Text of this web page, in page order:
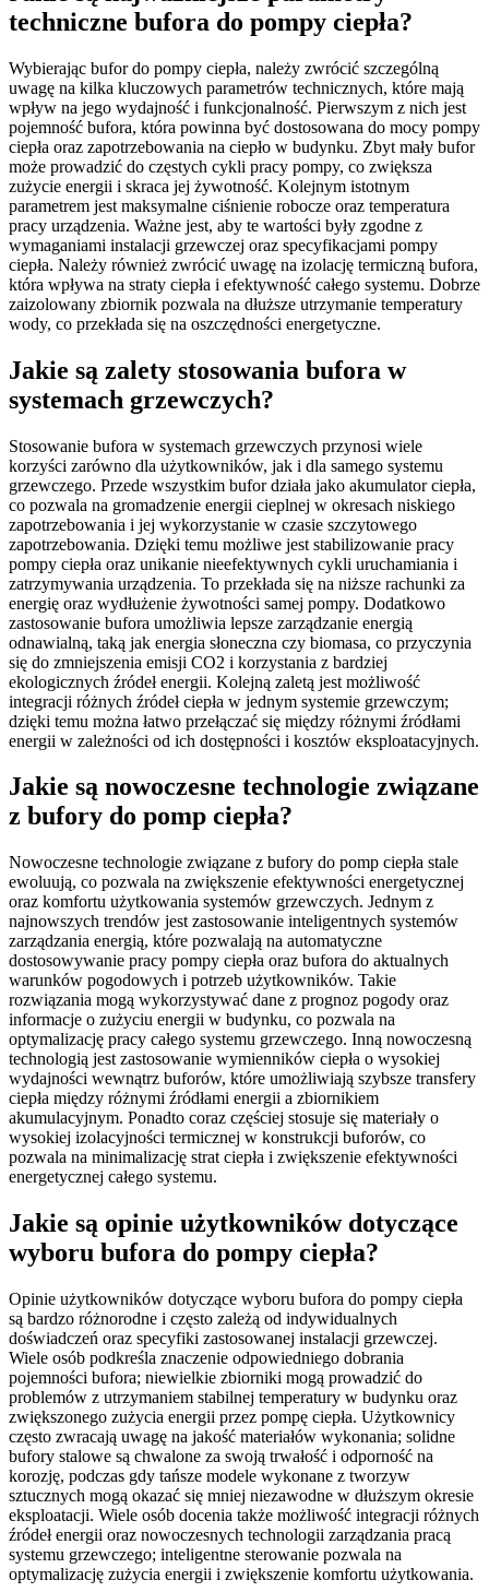
techniczne bufora do pompy ciepła?
Wybierając bufor do pompy ciepła, należy zwrócić szczególną
uwagę na kilka kluczowych parametrów technicznych, które mają
wpływ na jego wydajność i funkcjonalność. Pierwszym z nich jest
pojemność bufora, która powinna być dostosowana do mocy pompy
ciepła oraz zapotrzebowania na ciepło w budynku. Zbyt mały bufor
może prowadzić do częstych cykli pracy pompy, co zwiększa
zużycie energii i skraca jej żywotność. Kolejnym istotnym
parametrem jest maksymalne ciśnienie robocze oraz temperatura
pracy urządzenia. Ważne jest, aby te wartości były zgodne z
wymaganiami instalacji grzewczej oraz specyfikacjami pompy
ciepła. Należy również zwrócić uwagę na izolację termiczną bufora,
która wpływa na straty ciepła i efektywność całego systemu. Dobrze
zaizolowany zbiornik pozwala na dłuższe utrzymanie temperatury
wody, co przekłada się na oszczędności energetyczne.
Jakie są zalety stosowania bufora w
systemach grzewczych?
Stosowanie bufora w systemach grzewczych przynosi wiele
korzyści zarówno dla użytkowników, jak i dla samego systemu
grzewczego. Przede wszystkim bufor działa jako akumulator ciepła,
co pozwala na gromadzenie energii cieplnej w okresach niskiego
zapotrzebowania i jej wykorzystanie w czasie szczytowego
zapotrzebowania. Dzięki temu możliwe jest stabilizowanie pracy
pompy ciepła oraz unikanie nieefektywnych cykli uruchamiania i
zatrzymywania urządzenia. To przekłada się na niższe rachunki za
energię oraz wydłużenie żywotności samej pompy. Dodatkowo
zastosowanie bufora umożliwia lepsze zarządzanie energią
odnawialną, taką jak energia słoneczna czy biomasa, co przyczynia
się do zmniejszenia emisji CO2 i korzystania z bardziej
ekologicznych źródeł energii. Kolejną zaletą jest możliwość
integracji różnych źródeł ciepła w jednym systemie grzewczym;
dzięki temu można łatwo przełączać się między różnymi źródłami
energii w zależności od ich dostępności i kosztów eksploatacyjnych.
Jakie są nowoczesne technologie związane
z bufory do pomp ciepła?
Nowoczesne technologie związane z bufory do pomp ciepła stale
ewoluują, co pozwala na zwiększenie efektywności energetycznej
oraz komfortu użytkowania systemów grzewczych. Jednym z
najnowszych trendów jest zastosowanie inteligentnych systemów
zarządzania energią, które pozwalają na automatyczne
dostosowywanie pracy pompy ciepła oraz bufora do aktualnych
warunków pogodowych i potrzeb użytkowników. Takie
rozwiązania mogą wykorzystywać dane z prognoz pogody oraz
informacje o zużyciu energii w budynku, co pozwala na
optymalizację pracy całego systemu grzewczego. Inną nowoczesną
technologią jest zastosowanie wymienników ciepła o wysokiej
wydajności wewnątrz buforów, które umożliwiają szybsze transfery
ciepła między różnymi źródłami energii a zbiornikiem
akumulacyjnym. Ponadto coraz częściej stosuje się materiały o
wysokiej izolacyjności termicznej w konstrukcji buforów, co
pozwala na minimalizację strat ciepła i zwiększenie efektywności
energetycznej całego systemu.
Jakie są opinie użytkowników dotyczące
wyboru bufora do pompy ciepła?
Opinie użytkowników dotyczące wyboru bufora do pompy ciepła
są bardzo różnorodne i często zależą od indywidualnych
doświadczeń oraz specyfiki zastosowanej instalacji grzewczej.
Wiele osób podkreśla znaczenie odpowiedniego dobrania
pojemności bufora; niewielkie zbiorniki mogą prowadzić do
problemów z utrzymaniem stabilnej temperatury w budynku oraz
zwiększonego zużycia energii przez pompę ciepła. Użytkownicy
często zwracają uwagę na jakość materiałów wykonania; solidne
bufory stalowe są chwalone za swoją trwałość i odporność na
korozję, podczas gdy tańsze modele wykonane z tworzyw
sztucznych mogą okazać się mniej niezawodne w dłuższym okresie
eksploatacji. Wiele osób docenia także możliwość integracji różnych
źródeł energii oraz nowoczesnych technologii zarządzania pracą
systemu grzewczego; inteligentne sterowanie pozwala na
optymalizację zużycia energii i zwiększenie komfortu użytkowania.